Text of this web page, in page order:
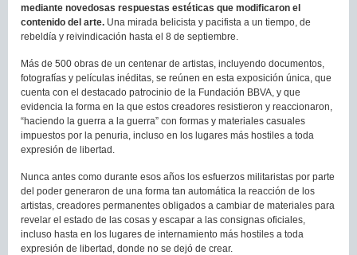
mediante novedosas respuestas estéticas que modificaron el
contenido del arte. Una mirada belicista y pacifista a un tiempo, de
rebeldía y reivindicación hasta el 8 de septiembre.
Más de 500 obras de un centenar de artistas, incluyendo documentos,
fotografías y películas inéditas, se reúnen en esta exposición única, que
cuenta con el destacado patrocinio de la Fundación BBVA, y que
evidencia la forma en la que estos creadores resistieron y reaccionaron,
“haciendo la guerra a la guerra” con formas y materiales casuales
impuestos por la penuria, incluso en los lugares más hostiles a toda
expresión de libertad.
Nunca antes como durante esos años los esfuerzos militaristas por parte
del poder generaron de una forma tan automática la reacción de los
artistas, creadores permanentes obligados a cambiar de materiales para
revelar el estado de las cosas y escapar a las consignas oficiales,
incluso hasta en los lugares de internamiento más hostiles a toda
expresión de libertad, donde no se dejó de crear.